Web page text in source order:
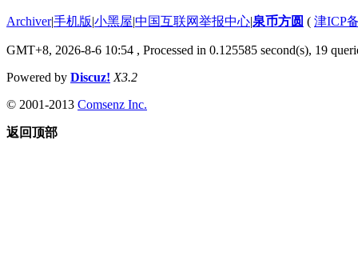
Archiver|手机版|小黑屋|中国互联网举报中心|泉币方圆 ( 津ICP
GMT+8, 2026-8-6 10:54 , Processed in 0.125585 second(s), 19
Powered by Discuz! X3.2
© 2001-2013 Comsenz Inc.
返回顶部